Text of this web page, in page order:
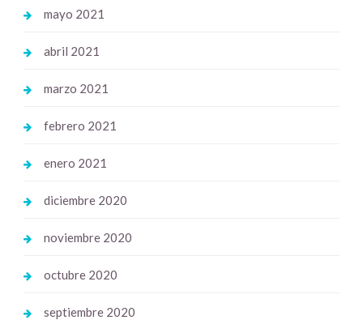
mayo 2021
abril 2021
marzo 2021
febrero 2021
enero 2021
diciembre 2020
noviembre 2020
octubre 2020
septiembre 2020